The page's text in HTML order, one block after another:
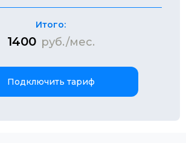
Итого:
1400 руб./мес.
Подключить тариф